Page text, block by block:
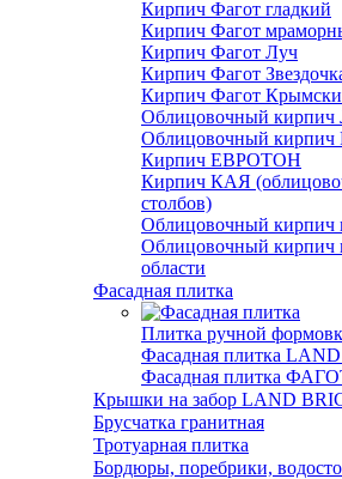
Кирпич Фагот гладкий
Кирпич Фагот
Кирпич Фагот Луч
Кирпич Фагот
Кирпич Фагот
Облицовочный
Облицовочный
Кирпич ЕВРОТОН
Кирпич КАЯ
столбов)
Облицовочный кирпич
Облицовочный кирпич
области
Фасадная плитка
Плитка ручной
Фасадная плитка
Фасадная плитка
Крышки на забор LAND
Брусчатка гранитная
Тротуарная плитка
Бордюры, поребрики,